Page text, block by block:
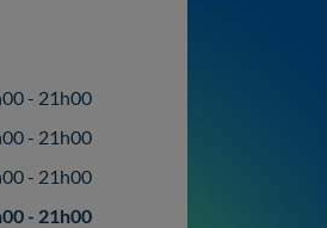
- 21h00
- 21h00
- 21h00
- 21h00